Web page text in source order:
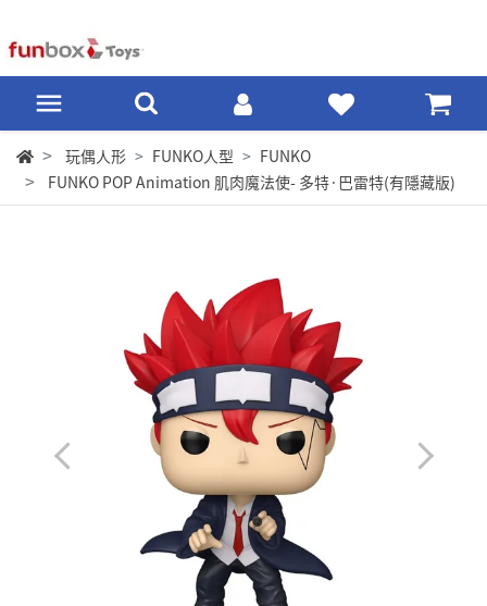
玩偶人形 FUNKO人型
FUNKO
FUNKO POP Animation 肌肉魔法使- 多特·巴雷特(有隱藏版)